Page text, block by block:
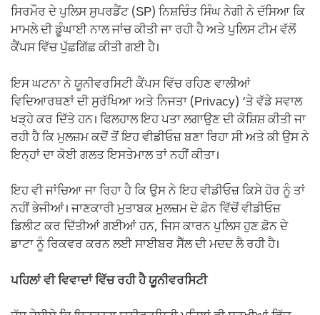
ਸਿਰਮੌਰ ਦੇ ਪੁਲਿਸ ਸੁਪਰਡੈਂਟ (SP) ਨਿਸ਼ਚਿੰਤ ਸਿੰਘ ਨੇਗੀ ਨੇ ਦੱਸਿਆ ਕਿ
ਮਾਮਲੇ ਦੀ ਡੂੰਘਾਈ ਨਾਲ ਜਾਂਚ ਕੀਤੀ ਜਾ ਰਹੀ ਹੈ ਅਤੇ ਪੁਲਿਸ ਟੀਮ ਵੱਲੋਂ
ਕੈਂਪਸ ਵਿੱਚ ਪੁੱਛਗਿੱਛ ਕੀਤੀ ਗਈ ਹੈ।
ਇਸ ਘਟਨਾ ਨੇ ਯੂਨੀਵਰਸਿਟੀ ਕੈਂਪਸ ਵਿੱਚ ਰਹਿਣ ਵਾਲੀਆਂ
ਵਿਦਿਆਰਥਣਾਂ ਦੀ ਸੁਰੱਖਿਆ ਅਤੇ ਨਿਜਤਾ (Privacy) ‘ਤੇ ਵੱਡੇ ਸਵਾਲ
ਖੜ੍ਹੇ ਕਰ ਦਿੱਤੇ ਹਨ। ਫਿਲਹਾਲ ਇਹ ਪਤਾ ਲਗਾਉਣ ਦੀ ਕੋਸ਼ਿਸ਼ ਕੀਤੀ ਜਾ
ਰਹੀ ਹੈ ਕਿ ਮੁਲਜ਼ਮ ਕਦੋਂ ਤੋਂ ਇਹ ਵੀਡੀਓਜ਼ ਬਣਾ ਰਿਹਾ ਸੀ ਅਤੇ ਕੀ ਉਸ ਨੇ
ਇਨ੍ਹਾਂ ਦਾ ਕੋਈ ਗਲਤ ਇਸਤੇਮਾਲ ਤਾਂ ਨਹੀਂ ਕੀਤਾ।
ਇਹ ਵੀ ਜਾਂਚਿਆ ਜਾ ਰਿਹਾ ਹੈ ਕਿ ਉਸ ਨੇ ਇਹ ਵੀਡੀਓਜ਼ ਕਿਸੇ ਹੋਰ ਨੂੰ ਤਾਂ
ਨਹੀਂ ਭੇਜੀਆਂ। ਜਾਣਕਾਰੀ ਮੁਤਾਬਕ ਮੁਲਜ਼ਮ ਦੇ ਫ਼ੋਨ ਵਿੱਚੋਂ ਵੀਡੀਓਜ਼
ਡਿਲੀਟ ਕਰ ਦਿੱਤੀਆਂ ਗਈਆਂ ਹਨ, ਜਿਸ ਕਾਰਨ ਪੁਲਿਸ ਹੁਣ ਫ਼ੋਨ ਦੇ
ਡਾਟਾ ਨੂੰ ਰਿਕਵਰ ਕਰਨ ਲਈ ਸਾਈਬਰ ਸੈੱਲ ਦੀ ਮਦਦ ਲੈ ਰਹੀ ਹੈ।
ਪਹਿਲਾਂ ਵੀ ਵਿਵਾਦਾਂ ਵਿੱਚ ਰਹੀ ਹੈ ਯੂਨੀਵਰਸਿਟੀ